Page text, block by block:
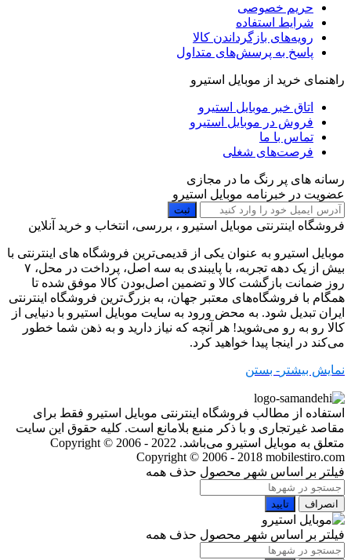
حریم خصوصی
شرایط استفاده
رویه‌های بازگرداندن کالا
پاسخ به پرسش‌های متداول
راهنمای خرید از موبایل استیرو
اتاق خبر موبایل استیرو
فروش در موبایل استیرو
تماس با ما
فرصت‌های شغلی
رسانه های پر رنگ ما در مجازی
عضویت در خبرنامه موبایل استیرو
ثبت
فروشگاه اینترنتی موبایل استیرو ، بررسی، انتخاب و خرید آنلاین
موبایل استیرو به عنوان یکی از قدیمی‌ترین فروشگاه های اینترنتی با
بیش از یک دهه تجربه، با پایبندی به سه اصل، پرداخت در محل، ۷
روز ضمانت بازگشت کالا و تضمین اصل‌بودن کالا موفق شده تا
همگام با فروشگاه‌های معتبر جهان، به بزرگ‌ترین فروشگاه اینترنتی
ایران تبدیل شود. به محض ورود به سایت موبایل استیرو با دنیایی از
کالا رو به رو می‌شوید! هر آنچه که نیاز دارید و به ذهن شما خطور
می‌کند در اینجا پیدا خواهید کرد.
نمایش بیشتر - بستن
استفاده از مطالب فروشگاه اینترنتی موبایل استیرو فقط برای
مقاصد غیرتجاری و با ذکر منبع بلامانع است. کلیه حقوق این سایت
متعلق به موبایل استیرو می‌باشد. Copyright © 2006 - 2022
Copyright © 2006 - 2018 mobilestiro.com
فیلتر بر اساس شهر محصول حذف همه
انصراف تایید
فیلتر بر اساس شهر محصول حذف همه